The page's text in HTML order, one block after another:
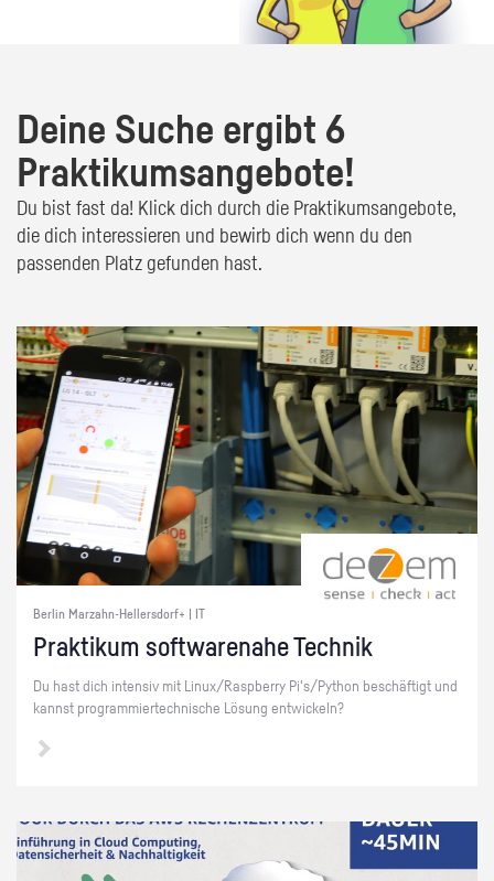
Deine Suche ergibt 6
Praktikumsangebote!
Du bist fast da! Klick dich durch die Praktikumsangebote,
die dich interessieren und bewirb dich wenn du den
passenden Platz gefunden hast.
Berlin Marzahn-Hellersdorf+ | IT
Prak­ti­kum soft­ware­na­he Tech­nik
Du hast dich in­ten­siv mit Linux/Raspber­ry Pi's/Py­thon be­schäf­tigt und
kannst pro­gram­mier­tech­ni­sche Lö­sung ent­wi­ckeln?